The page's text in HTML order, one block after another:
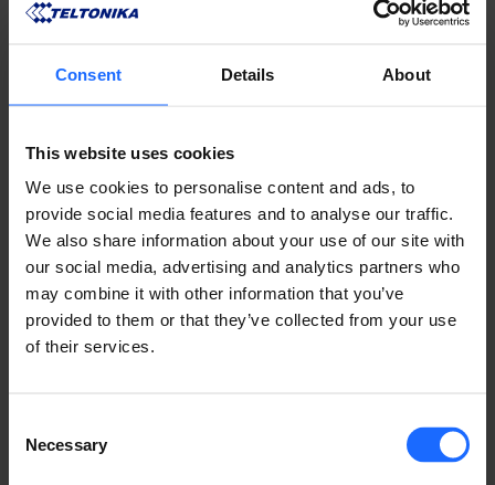
Consent Details About
This website uses cookies
We use cookies to personalise content and ads, to
provide social media features and to analyse our traffic.
We also share information about your use of our site with
our social media, advertising and analytics partners who
may combine it with other information that you’ve
provided to them or that they’ve collected from your use
of their services.
Selection
Necessary
リモート
マネジメント
​システム